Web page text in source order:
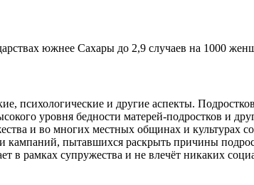
южнее Сахары до 2,9 случаев на 1000
психологические и другие аспекты.
уровня бедности матерей-подростков и
и во многих местных общинах и культурах
пытавшихся раскрыть причины
в рамках супружества и не влечёт никаких